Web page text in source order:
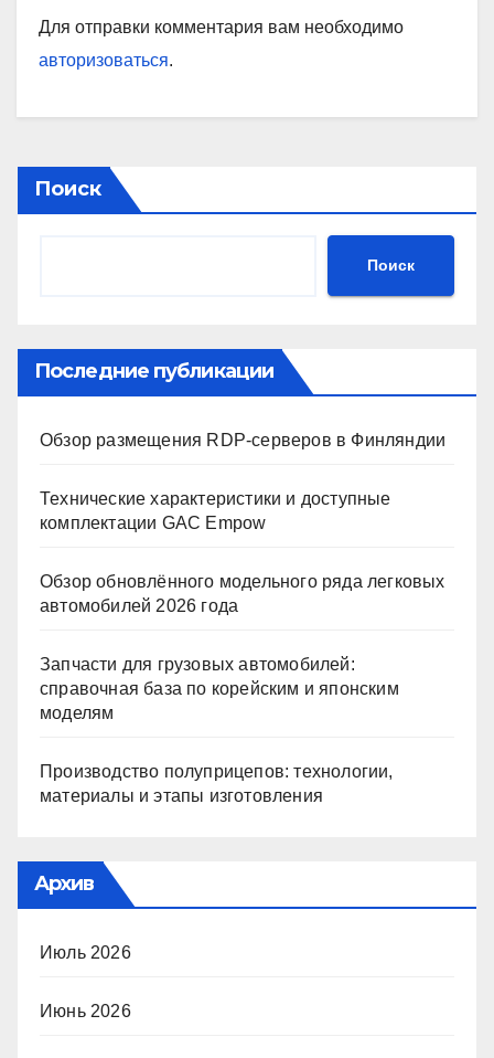
Для отправки комментария вам необходимо
авторизоваться.
Поиск
Поиск
Последние публикации
Обзор размещения RDP-серверов в Финляндии
Технические характеристики и доступные
комплектации GAC Empow
Обзор обновлённого модельного ряда легковых
автомобилей 2026 года
Запчасти для грузовых автомобилей:
справочная база по корейским и японским
моделям
Производство полуприцепов: технологии,
материалы и этапы изготовления
Архив
Июль 2026
Июнь 2026